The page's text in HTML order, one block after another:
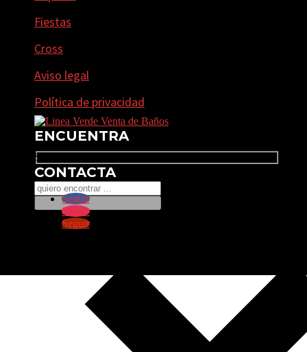
Fiestas
Cross
Aviso legal
Política de privacidad
ENCUENTRA
Search
CONTACTA
Seguir
Seguir
Seguir